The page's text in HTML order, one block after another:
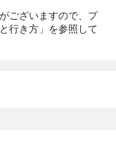
ございますので、プ
行き方」を参照して